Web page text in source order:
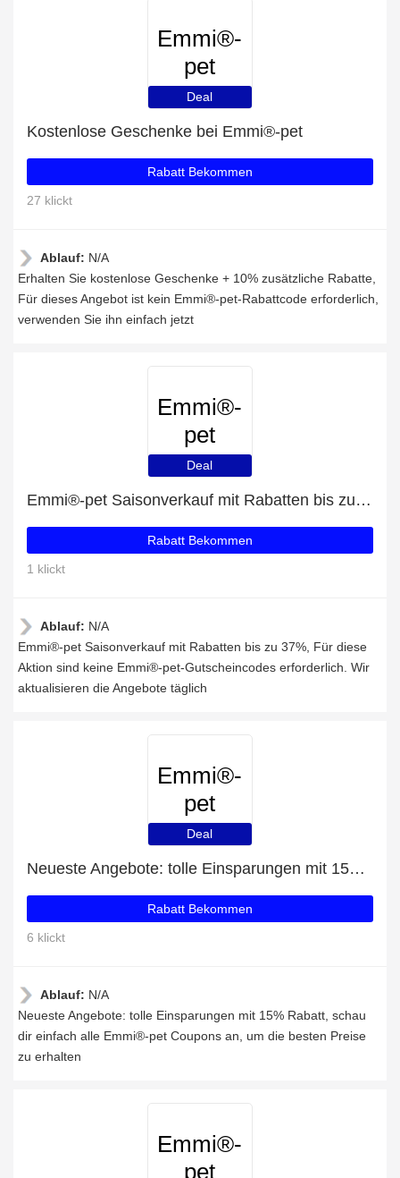
Emmi®-
pet
Deal
Kostenlose Geschenke bei Emmi®-pet
Rabatt Bekommen
27 klickt
Ablauf: N/A
Erhalten Sie kostenlose Geschenke + 10% zusätzliche Rabatte,
Für dieses Angebot ist kein Emmi®-pet-Rabattcode erforderlich,
verwenden Sie ihn einfach jetzt
Emmi®-
pet
Deal
Emmi®-pet Saisonverkauf mit Rabatten bis zu 37%
Rabatt Bekommen
1 klickt
Ablauf: N/A
Emmi®-pet Saisonverkauf mit Rabatten bis zu 37%, Für diese
Aktion sind keine Emmi®-pet-Gutscheincodes erforderlich. Wir
aktualisieren die Angebote täglich
Emmi®-
pet
Deal
Neueste Angebote: tolle Einsparungen mit 15% Rabatt
Rabatt Bekommen
6 klickt
Ablauf: N/A
Neueste Angebote: tolle Einsparungen mit 15% Rabatt, schau
dir einfach alle Emmi®-pet Coupons an, um die besten Preise
zu erhalten
Emmi®-
pet